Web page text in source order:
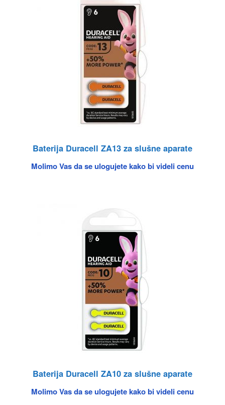
Baterija Duracell ZA13 za slušne aparate
Molimo Vas da se ulogujete kako bi videli cenu
Baterija Duracell ZA10 za slušne aparate
Molimo Vas da se ulogujete kako bi videli cenu